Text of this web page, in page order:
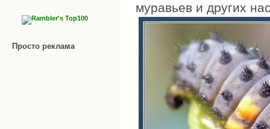
Просто реклама
муравьев и других